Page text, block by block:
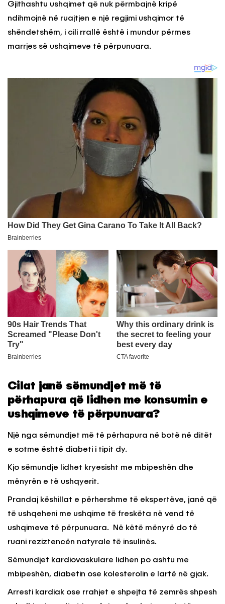
Gjithashtu ushqimet që nuk përmbajnë kripë
ndihmojnë në ruajtjen e një regjimi ushqimor të
shëndetshëm, i cili rrallë është i mundur përmes
marrjes së ushqimeve të përpunuara.
Cilat janë sëmundjet më të
përhapura që lidhen me konsumin e
ushqimeve të përpunuara?
Një nga sëmundjet më të përhapura në botë në ditët
e sotme është diabeti i tipit dy.
Kjo sëmundje lidhet kryesisht me mbipeshën dhe
mënyrën e të ushqyerit.
Prandaj këshillat e përhershme të ekspertëve, janë që
të ushqeheni me ushqime të freskëta në vend të
ushqimeve të përpunuara. Në këtë mënyrë do të
ruani reziztencën natyrale të insulinës.
Sëmundjet kardiovaskulare lidhen po ashtu me
mbipeshën, diabetin ose kolesterolin e lartë në gjak.
Arresti kardiak ose rrahjet e shpejta të zemrës shpesh